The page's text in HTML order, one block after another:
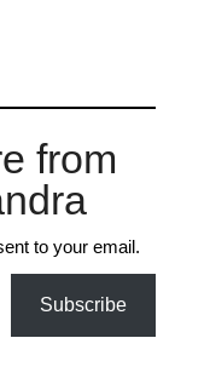
from
to your email.
Subscribe